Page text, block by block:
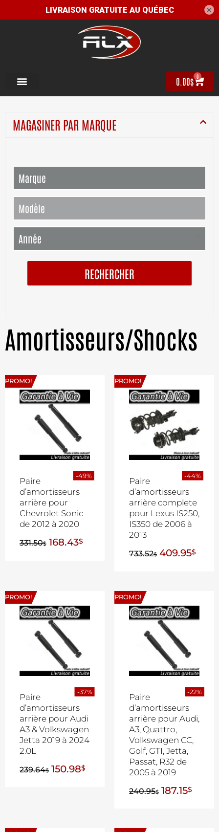
0.00$ 0
Amortisseurs/Shocks
PROMO!
Paire
d’amortisseurs
arrière pour
Chevrolet Sonic
de 2012 à 2020
331.50$ 168.43$
-49%
PROMO!
Paire
d’amortisseurs
arrière complete
pour Lexus IS250,
IS350 de 2006 à
2013
733.52$ 409.95$
-44%
PROMO!
Paire
d’amortisseurs
arrière pour Audi
A3 & Volkswagen
Jetta 2019 à 2024
2.0L
239.64$ 150.98$
-37%
PROMO!
Paire
d’amortisseurs
arrière pour Audi,
A3, Quattro,
Volkswagen CC,
Golf, GTI, Jetta,
Passat, R32 de
2005 à 2019
240.95$ 187.15$
-22%
MAGASINER PAR MARQUE
RECHERCHER
×